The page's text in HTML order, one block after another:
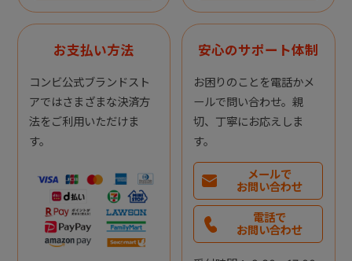
お支払い方法
コンビ公式ブランドスト
アではさまざまな決済方
法をご利用いただけま
す。
安心のサポート体制
お困りのことを電話かメ
ールで問い合わせ。親
切、丁寧にお応えしま
す。
メールで
お問い合わせ
電話で
お問い合わせ